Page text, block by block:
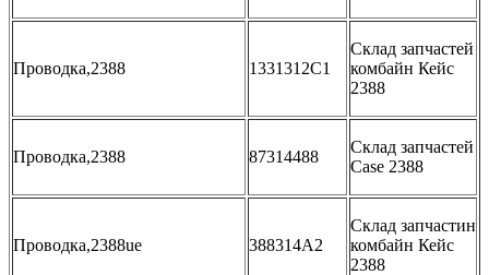
Проводка,2388 1331312C1
Склад запчастей
комбайн Кейс
2388
Проводка,2388 87314488
Склад запчастей
Case 2388
Проводка,2388ue 388314A2
Склад запчастин
комбайн Кейс
2388